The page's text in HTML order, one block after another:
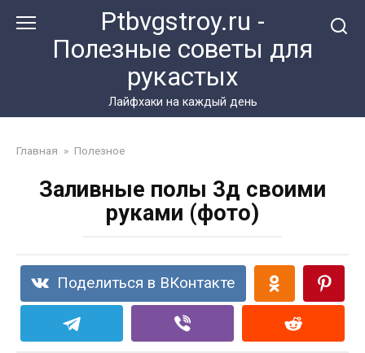
Ptbvgstroy.ru -
Полезные советы для
рукастых
Лайфхаки на каждый день
Главная » Полезное
Заливные полы 3д своими
руками (фото)
Поделиться в ВКонтакте